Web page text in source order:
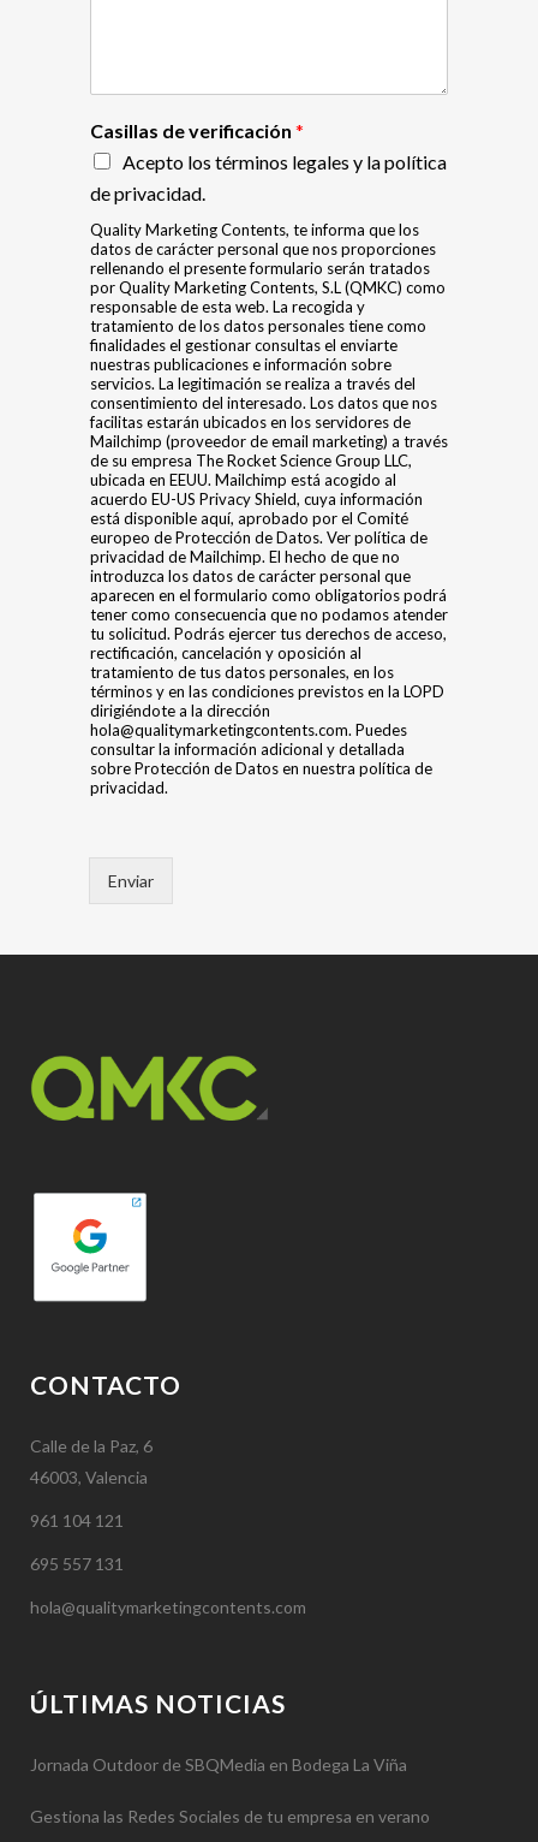
Casillas de verificación *
Acepto los términos legales y la política
de privacidad.
Quality Marketing Contents, te informa que los
datos de carácter personal que nos proporciones
rellenando el presente formulario serán tratados
por Quality Marketing Contents, S.L (QMKC) como
responsable de esta web. La recogida y
tratamiento de los datos personales tiene como
finalidades el gestionar consultas el enviarte
nuestras publicaciones e información sobre
servicios. La legitimación se realiza a través del
consentimiento del interesado. Los datos que nos
facilitas estarán ubicados en los servidores de
Mailchimp (proveedor de email marketing) a través
de su empresa The Rocket Science Group LLC,
ubicada en EEUU. Mailchimp está acogido al
acuerdo EU-US Privacy Shield, cuya información
está disponible aquí, aprobado por el Comité
europeo de Protección de Datos. Ver política de
privacidad de Mailchimp. El hecho de que no
introduzca los datos de carácter personal que
aparecen en el formulario como obligatorios podrá
tener como consecuencia que no podamos atender
tu solicitud. Podrás ejercer tus derechos de acceso,
rectificación, cancelación y oposición al
tratamiento de tus datos personales, en los
términos y en las condiciones previstos en la LOPD
dirigiéndote a la dirección
hola@qualitymarketingcontents.com. Puedes
consultar la información adicional y detallada
sobre Protección de Datos en nuestra política de
privacidad.
Enviar
CONTACTO
Calle de la Paz, 6
46003, Valencia
961 104 121
695 557 131
hola@qualitymarketingcontents.com
ÚLTIMAS NOTICIAS
Jornada Outdoor de SBQMedia en Bodega La Viña
Gestiona las Redes Sociales de tu empresa en verano